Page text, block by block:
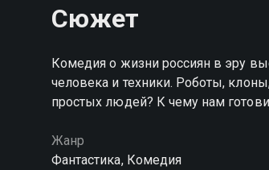
Сюжет
Комедия о жизни россиян в эру
человека и техники. Роботы,
простых людей? К чему нам
Жанр
Фантастика, Комедия